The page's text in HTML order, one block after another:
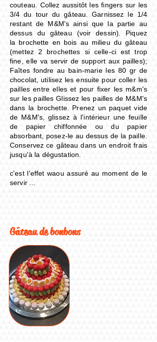
couteau. Collez aussitôt les fingers sur les
3/4 du tour du gâteau. Garnissez le 1/4
restant de M&M's ainsi que la partie au
dessus du gâteau (voir dessin). Piquez
la brochette en bois au milieu du gâteau
(mettez 2 brochettes si celle-ci est trop
fine, elle va servir de support aux pailles);
Faîtes fondre au bain-marie les 80 gr de
chocolat, utilisez les ensuite pour coller les
pailles entre elles et pour fixer les m&m's
sur les pailles Glissez les pailles de M&M's
dans la brochette. Prenez un paquet vide
de M&M's, glissez à l'intérieur une feuille
de papier chiffonnée ou du papier
absorbant, posez-le au dessus de la paille.
Conservez ce gâteau dans un endroit frais
jusqu'à la dégustation.
c'est l'effet waou assuré au moment de le
servir ...
Gâteau de bonbons